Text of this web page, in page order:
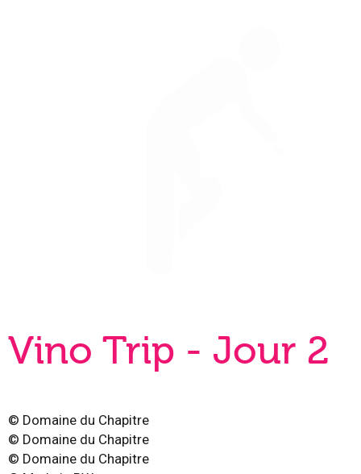
Vino Trip - Jour 2
© Domaine du Chapitre
© Domaine du Chapitre
© Domaine du Chapitre